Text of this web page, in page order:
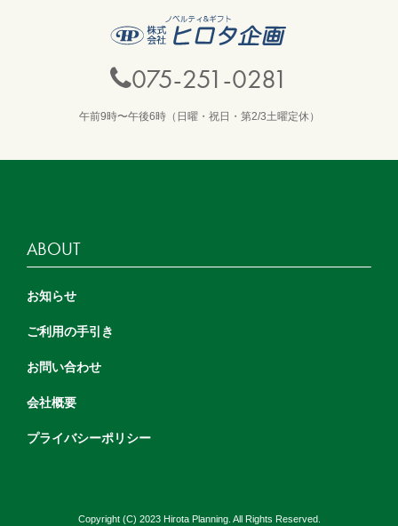
075-251-0281
午前9時〜午後6時（日曜・祝日・第2/3土曜定休）
ABOUT
お知らせ
ご利用の手引き
お問い合わせ
会社概要
プライバシーポリシー
Copyright (C) 2023 Hirota Planning. All Rights Reserved.